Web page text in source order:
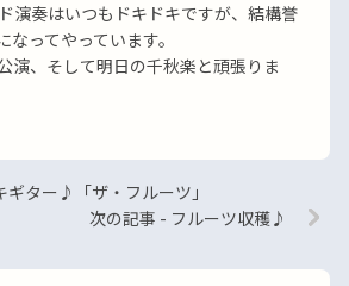
演奏はいつもドキドキですが、結構誉
ってやっています。
演、そして明日の千秋楽と頑張りま
ギター♪「ザ・フルーツ」
次の記事 - フルーツ収穫♪